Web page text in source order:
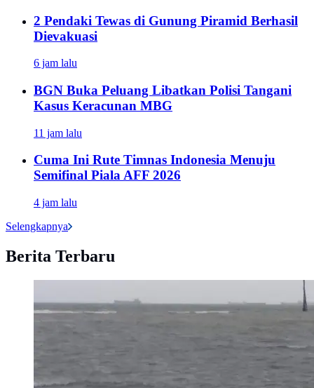
2 Pendaki Tewas di Gunung Piramid Berhasil
Dievakuasi
6 jam lalu
BGN Buka Peluang Libatkan Polisi Tangani
Kasus Keracunan MBG
11 jam lalu
Cuma Ini Rute Timnas Indonesia Menuju
Semifinal Piala AFF 2026
4 jam lalu
Selengkapnya
Berita Terbaru